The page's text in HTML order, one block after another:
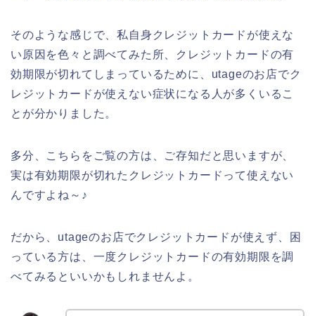
そのような感じで、私自身クレジットカードが使えな
い原因を色々と調べてみた所、クレジットカードの有
効期限が切れてしまっているために、utageのお店でク
レジットカードが使えない症状になる人が多くいるこ
とが分かりました。
多分、こちらをご覧の方は、ご存知だと思いますが、
実は有効期限が切れたクレジットカードって使えない
んですよね～♪
だから、utageのお店でクレジットカードが使えず、困
っている方は、一度クレジットカードの有効期限を調
べてみるといいかもしれませんよ。